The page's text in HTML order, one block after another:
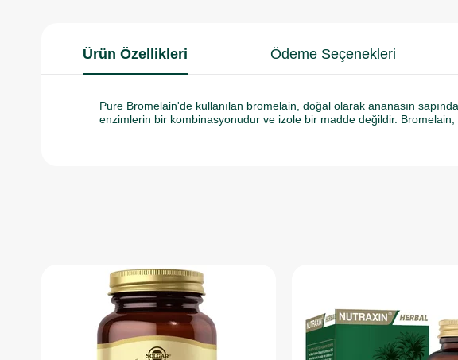
Ürün Özellikleri Ödeme Seçenekleri
Pure Bromelain'de kullanılan bromelain, doğal olarak ananasın
enzimlerin bir kombinasyonudur ve izole bir madde değildir.